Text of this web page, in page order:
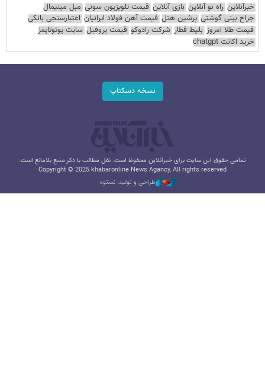
خبرآنلاین راه نو آنلاین بازی آنلاین قیمت تلویزیون سونی مبل مینیمال
جراح بینی گوشتی پرشین هتل قیمت آهن فولاد ایرانیان اعتبارسنجی بانکی
قیمت طلا امروز بلیط قطار شرکت رادوکو قیمت پروفیل سایت یوتوتایمز
خرید اکانت chatgpt
نسخه دسکتاپ
تمامی حقوق این سایت برای خبرآنلاین محفوظ است. نقل مطالب با ذکر منبع بلامانع است.
Copyright © 2025 khabaronline News Agancy, All rights reserved
طراحی و تولید: نستوه